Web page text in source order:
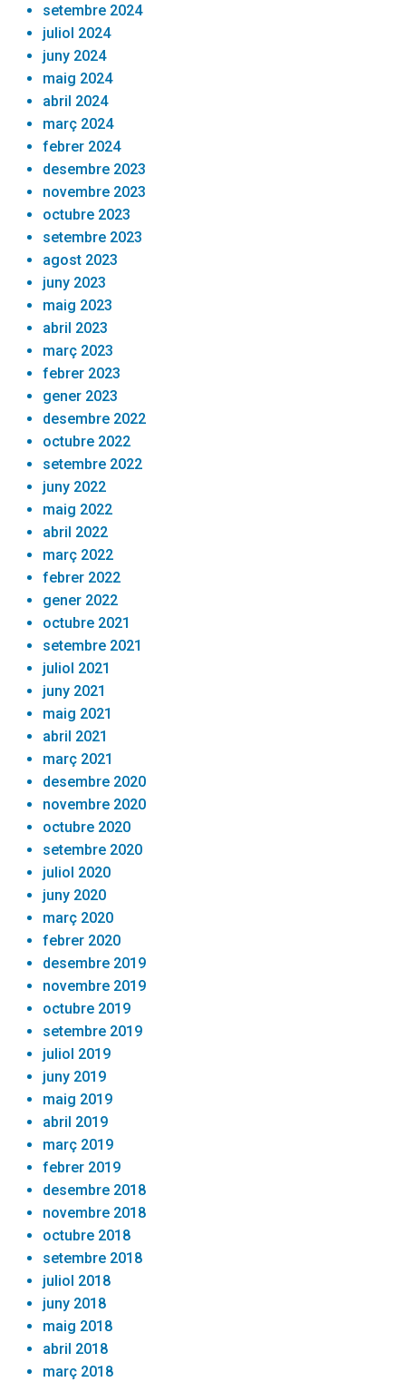
setembre 2024
juliol 2024
juny 2024
maig 2024
abril 2024
març 2024
febrer 2024
desembre 2023
novembre 2023
octubre 2023
setembre 2023
agost 2023
juny 2023
maig 2023
abril 2023
març 2023
febrer 2023
gener 2023
desembre 2022
octubre 2022
setembre 2022
juny 2022
maig 2022
abril 2022
març 2022
febrer 2022
gener 2022
octubre 2021
setembre 2021
juliol 2021
juny 2021
maig 2021
abril 2021
març 2021
desembre 2020
novembre 2020
octubre 2020
setembre 2020
juliol 2020
juny 2020
març 2020
febrer 2020
desembre 2019
novembre 2019
octubre 2019
setembre 2019
juliol 2019
juny 2019
maig 2019
abril 2019
març 2019
febrer 2019
desembre 2018
novembre 2018
octubre 2018
setembre 2018
juliol 2018
juny 2018
maig 2018
abril 2018
març 2018